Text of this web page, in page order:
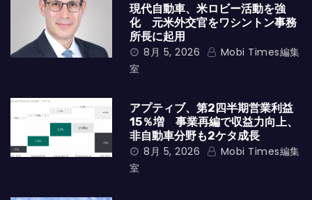
現代自動車、米ロビー活動を強
化 元米外交官をワシントン事務
所長に起用
8月 5, 2026
Mobi Times編集
室
アプティブ、第2四半期営業利益
15％増 事業再編で収益力向上、
非自動車分野も2ケタ成長
8月 5, 2026
Mobi Times編集
室